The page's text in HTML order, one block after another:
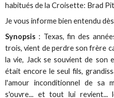
habitués de la Croisette: Brad
Je vous informe bien entendu
Synopsis : Texas, fin des
trois, vient de perdre son frère
la vie, Jack se souvient de son
était encore le seul fils,
l'amour inconditionnel de sa
s'ouvre... et tout lui revient...